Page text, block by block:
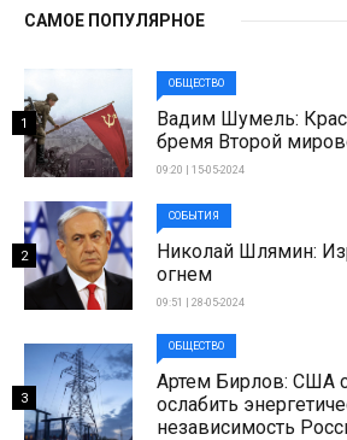
САМОЕ ПОПУЛЯРНОЕ
ОБЩЕСТВО
Вадим Шумель:
бремя Второй
09:20 | 15-05-2024
1
СОБЫТИЯ
Николай Шлямин:
огнем
09:51 | 28-05-2024
2
ОБЩЕСТВО
Артем Бирлов: США
ослабить
независимость
3